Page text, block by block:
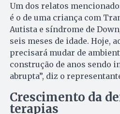
Um dos relatos
é o de uma criança com
Autista e síndrome de
seis meses de idade. Hoje,
precisará mudar de
construção de anos sendo
abrupta”, diz o
Crescimento da
terapias